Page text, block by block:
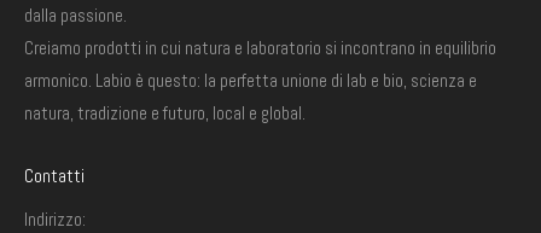
dalla passione.
Creiamo prodotti in cui natura e laboratorio si incontrano in equilibrio
armonico. Labio è questo: la perfetta unione di lab e bio, scienza e
natura, tradizione e futuro, local e global.
Contatti
Indirizzo: